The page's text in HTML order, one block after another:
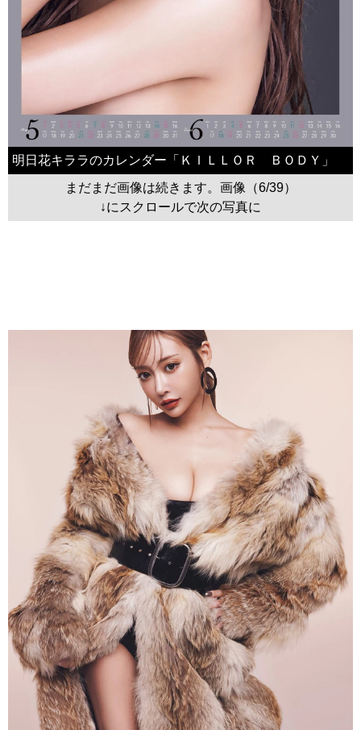
明日花キララのカレンダー「ＫＩＬＬＯＲ ＢＯＤＹ」
まだまだ画像は続きます。画像（6/39）
↓にスクロールで次の写真に